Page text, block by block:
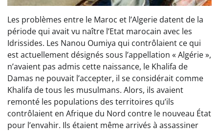
Les problèmes entre le Maroc et l’Algerie datent de la
période qui avait vu naître l’Etat marocain avec les
Idrissides. Les Nanou Oumiya qui contrôlaient ce qui
est actuellement désignés sous l’appellation « Algérie »,
n’avaient pas admis cette naissance, le Khalifa de
Damas ne pouvait l’accepter, il se considérait comme
Khalifa de tous les musulmans. Alors, ils avaient
remonté les populations des territoires qu’ils
contrôlaient en Afrique du Nord contre le nouveau État
pour l’envahir. Ils étaient même arrivés à assassiner